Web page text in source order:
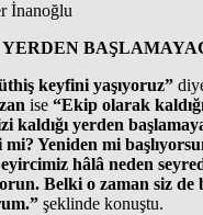
İnanoğlu
keyfini yaşıyoruz”
ise “Ekip olarak
kaldığı yerden
Yeniden mi
hâlâ neden
Belki o zaman siz de
şeklinde konuştu.